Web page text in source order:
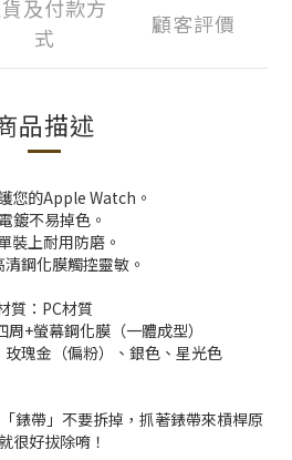
及付款方
式
顧客評價
品描述
您的Apple Watch。
鍍不易掉色。
裝上耐用防磨。
鋼化膜觸控靈敏。
質：PC材質
+螢幕鋼化膜（一體成型）
瑰金（偏粉）、銀色、星光色
錶帶」不要拆掉，抓著錶帶來槓桿原
很好拔除唷！